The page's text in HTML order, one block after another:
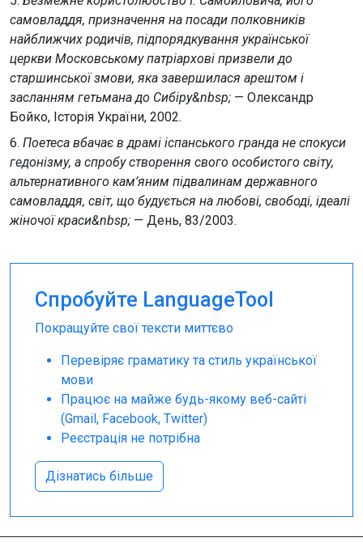
самовладдя, призначення на посади полковників
найближчих родичів, підпорядкування української
церкви Московському патріархові призвели до
старшинської змови, яка завершилася арештом і
засланням гетьмана до Сибіру&nbsp; — Олександр
Бойко, Історія України, 2002.
6. Поетеса вбачає в драмі іспанського гранда не спокуси
гедонізму, а спробу створення свого особистого світу,
альтернативного кам’яним підвалинам державного
самовладдя, світ, що будується на любові, свободі, ідеалі
жіночої краси&nbsp; — День, 83/2003.
Спробуйте LanguageTool
Покращуйте свої тексти миттєво
Перевіряє граматику та стиль української
мови
Працює на майже будь-якому веб-сайті
(Gmail, Facebook, Twitter)
Реєстрація не потрібна
Дізнатись більше